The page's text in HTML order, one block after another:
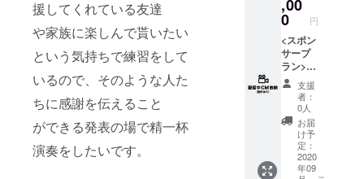
援してくれている友達
や家族に楽しんで貰いたい
という気持ちで練習をして
いるので、そのような人た
ちに感謝を伝えること
ができる発表の場で精一杯
演奏をしたいです。
プラン
です。
,00
0 円
<スポン
サープ
ラン>
CM(制
作込み)
ご支援
いただ
い方の
個人及
び会社
の20秒
支援
者：
0人
お届
け予
定：
2020
年09